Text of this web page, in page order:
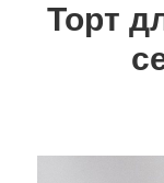
Торт